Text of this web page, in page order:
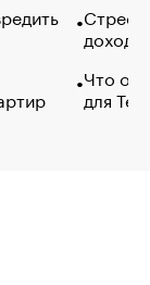
Что
для